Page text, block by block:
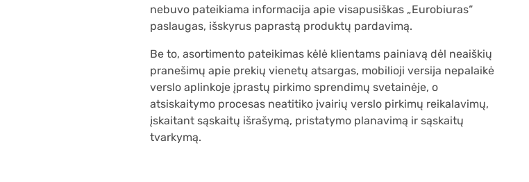
nebuvo pateikiama informacija apie visapusiškas „Eurobiuras“
paslaugas, išskyrus paprastą produktų pardavimą.
Be to, asortimento pateikimas kėlė klientams painiavą dėl neaiškių
pranešimų apie prekių vienetų atsargas, mobilioji versija nepalaikė
verslo aplinkoje įprastų pirkimo sprendimų svetainėje, o
atsiskaitymo procesas neatitiko įvairių verslo pirkimų reikalavimų,
įskaitant sąskaitų išrašymą, pristatymo planavimą ir sąskaitų
tvarkymą.